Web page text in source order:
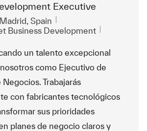
Executive
Spain
Business Development
un talento excepcional
como Ejecutivo de
Trabajarás
con fabricantes tecnológicos
sus prioridades
planes de negocio claros y